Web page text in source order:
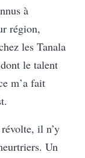
à
région,
les Tanala
le talent
m’a fait
il n’y
Un